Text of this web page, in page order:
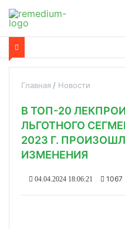
Главная Новости
В ТОП-20
ЛЬГОТНОГО
2023 Г.
ИЗМЕНЕНИЯ
04.04.2024 18:06:21 1067